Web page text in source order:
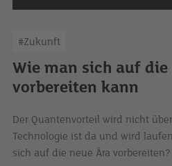
#Zukunft
Wie man sich auf
vorbereiten kann
Der Quantenvorteil wird nicht
Technologie ist da und wird
sich auf die neue Ära vorbereiten?